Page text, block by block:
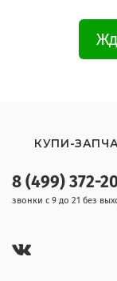
8 (499) 372-
звонки с 9 до 21 без
КУПИ-